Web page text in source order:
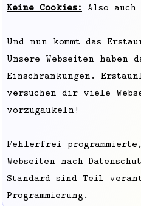
Keine Cookies: Also
Und nun kommt das
Unsere Webseiten haben
Einschränkungen.
versuchen dir viele
vorzugaukeln!
Fehlerfrei
Webseiten nach
Standard sind Teil
Programmierung.